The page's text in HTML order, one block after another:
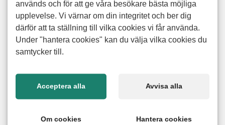
pastej och det mesta görs precis som förr:
med stolthet, hantverk och fullt fokus på
kvalitet. Företaget har idag runt 20
anställda, och både Pontus, hans
Trygg, flerspråkig och
självgående
används och för att ge våra besökare bästa möjliga
upplevelse. Vi värnar om din integritet och ber dig
därför att ta ställning till vilka cookies vi får använda.
Under "hantera cookies" kan du välja vilka cookies du
samtycker till.
Acceptera alla Avvisa alla
Om cookies Hantera cookies